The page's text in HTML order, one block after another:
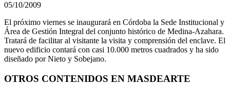
05/10/2009
El próximo viernes se inaugurará en Córdoba la Sede Institucional y
Área de Gestión Integral del conjunto histórico de Medina-Azahara.
Tratará de facilitar al visitante la visita y comprensión del enclave. El
nuevo edificio contará con casi 10.000 metros cuadrados y ha sido
diseñado por Nieto y Sobejano.
OTROS CONTENIDOS EN MASDEARTE